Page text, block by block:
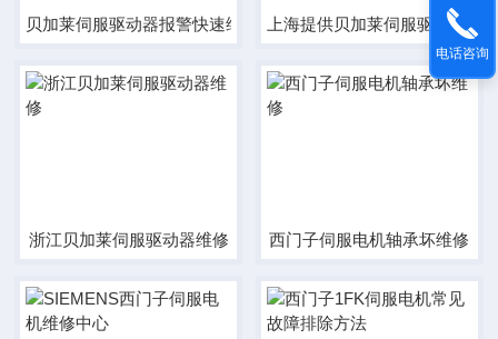
贝加莱伺服驱动器报警快速维修 上海提供贝加莱伺服驱动器维
浙江贝加莱伺服驱动器维修 西门子伺服电机轴承坏维修
电话咨询